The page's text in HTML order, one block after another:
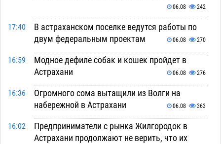
06.08 242
17:40
В астраханском поселке ведутся работы по
двум федеральным проектам
06.08 270
16:59
Модное дефиле собак и кошек пройдет в
Астрахани
06.08 276
16:36
Огромного сома вытащили из Волги на
набережной в Астрахани
06.08 363
16:02
Предприниматели с рынка Жилгородок в
Астрахани продолжают не верить, что их